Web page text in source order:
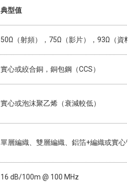
典型值
50Ω（射頻），75Ω（影片），93Ω（資料）
實心或絞合銅，銅包鋼（CCS）
實心或泡沫聚乙烯（衰減較低）
單層編織、雙層編織、鋁箔+編織或實心管
16 dB/100m @ 100 MHz